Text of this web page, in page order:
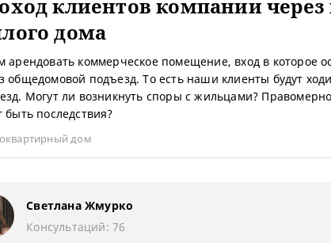
клиентов компании через
дома
арендовать коммерческое помещение, вход в которое
общедомовой подъезд. То есть наши клиенты будут
Могут ли возникнуть споры с жильцами?
быть последствия?
дом
Светлана Жмурко
Консультаций: 76